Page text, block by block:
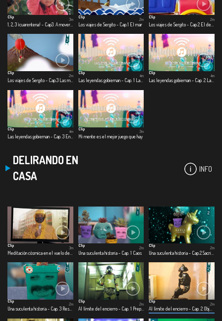
Clip
3m
Clip
Los viajes de Sergito - Cap.1 El mar
2m
Clip
2m
Clip
2m
Clip
Las leyendas gobiernan - Cap. 1 Las leyendas gobiernan
4m
Clip
4m
Clip
4m
Clip
Mi mente es el mejor juego que hay
3m
DELIRANDO EN
CASA
INFO
Clip
3m
Clip
Una suculenta historia - Cap. 1 Caos
2m
Clip
2m
Clip
2m
Clip
Al límite del encierro - Cap. 1 Preparado para la guerra
2m
Clip
2m